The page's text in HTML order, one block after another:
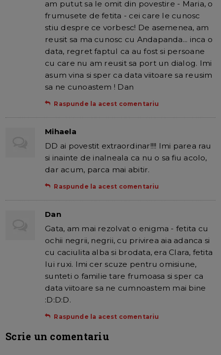
am putut sa le omit din povestire - Maria, o
frumusete de fetita - cei care le cunosc
stiu despre ce vorbesc! De asemenea, am
reusit sa ma cunosc cu Andapanda... inca o
data, regret faptul ca au fost si persoane
cu care nu am reusit sa port un dialog. Imi
asum vina si sper ca data viitoare sa reusim
sa ne cunoastem ! Dan
Raspunde la acest comentariu
Mihaela
DD ai povestit extraordinar!!!! Imi parea rau
si inainte de inalneala ca nu o sa fiu acolo,
dar acum, parca mai abitir.
Raspunde la acest comentariu
Dan
Gata, am mai rezolvat o enigma - fetita cu
ochii negrii, negrii, cu privirea aia adanca si
cu caciulita alba si brodata, era Clara, fetita
lui ruxi. Imi cer scuze pentru omisiune,
sunteti o familie tare frumoasa si sper ca
data viitoare sa ne cumnoastem mai bine
:D:D:D.
Raspunde la acest comentariu
Scrie un comentariu